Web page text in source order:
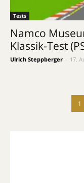
Tests
Namco
Klassik-Test
Ulrich Steppberger 17.
1